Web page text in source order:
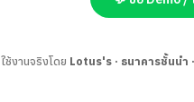
ใช้งานจริงโดย Lotus's · ธนาคารชั้นน